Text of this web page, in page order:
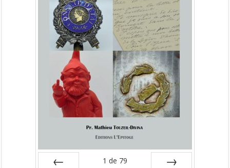
1 de 79